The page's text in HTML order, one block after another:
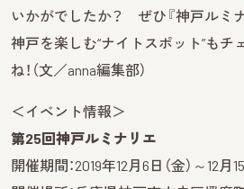
いかがでしたか？ ぜひ『神戸ルミ
神戸を楽しむ“ナイトスポット”もチ
ね！（文／anna編集部）
＜イベント情報＞
第25回神戸ルミナリエ
開催期間：2019年12月6日（金）～12月15